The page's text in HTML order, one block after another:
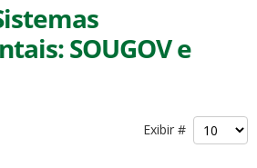
SOUGOV e
Exibir #